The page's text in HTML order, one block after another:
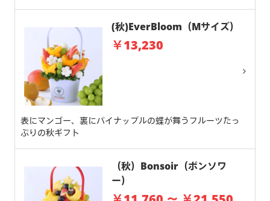
(秋)EverBloom（Mサイズ）
￥13,230
表にマンゴー、裏にパイナップルの蝶が舞うフルーツたっ
ぷりの秋ギフト
（秋）Bonsoir（ボンソワ
ー）